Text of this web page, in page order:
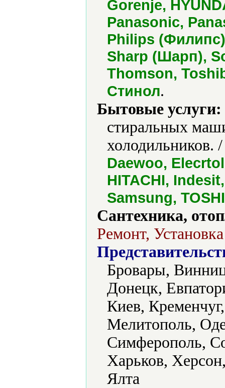
Gorenje,
Panasonic,
Philips
Sharp (Шарп),
Thomson,
Стинол.
Бытовые услуги:
стиральных
холодильников.
Daewoo,
HITACHI,
Samsung,
Сантехника,
Ремонт,
Бровары,
Донецк,
Киев,
Мелитополь,
Симферополь,
Харьков,
Ялта